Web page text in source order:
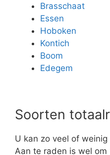
Brasschaat
Essen
Hoboken
Kontich
Boom
Edegem
Soorten
U kan zo veel of
Aan te raden is wel